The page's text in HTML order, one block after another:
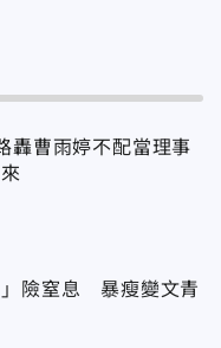
轟曹雨婷不配當理事
」險窒息 暴瘦變文青